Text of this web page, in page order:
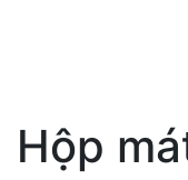
Hộp